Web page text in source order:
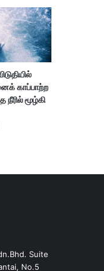
காப்பாற்ற
மூழ்கி
Suite
No.5